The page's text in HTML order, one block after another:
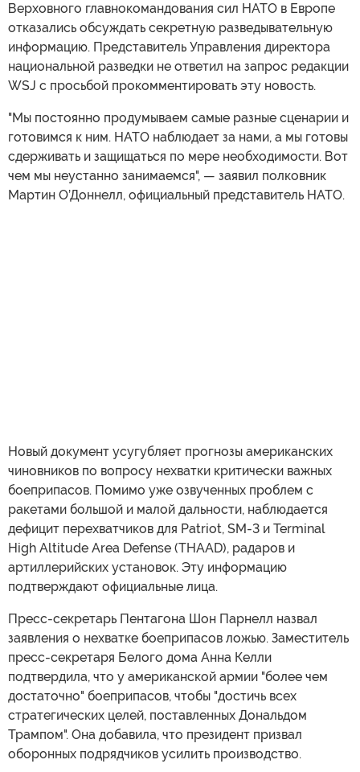
Верховного главнокомандования сил НАТО в Европе
отказались обсуждать секретную разведывательную
информацию. Представитель Управления директора
национальной разведки не ответил на запрос редакции
WSJ с просьбой прокомментировать эту новость.
"Мы постоянно продумываем самые разные сценарии и
готовимся к ним. НАТО наблюдает за нами, а мы готовы
сдерживать и защищаться по мере необходимости. Вот
чем мы неустанно занимаемся", — заявил полковник
Мартин О’Доннелл, официальный представитель НАТО.
Новый документ усугубляет прогнозы американских
чиновников по вопросу нехватки критически важных
боеприпасов. Помимо уже озвученных проблем с
ракетами большой и малой дальности, наблюдается
дефицит перехватчиков для Patriot, SM-3 и Terminal
High Altitude Area Defense (THAAD), радаров и
артиллерийских установок. Эту информацию
подтверждают официальные лица.
Пресс-секретарь Пентагона Шон Парнелл назвал
заявления о нехватке боеприпасов ложью. Заместитель
пресс-секретаря Белого дома Анна Келли
подтвердила, что у американской армии "более чем
достаточно" боеприпасов, чтобы "достичь всех
стратегических целей, поставленных Дональдом
Трампом". Она добавила, что президент призвал
оборонных подрядчиков усилить производство.